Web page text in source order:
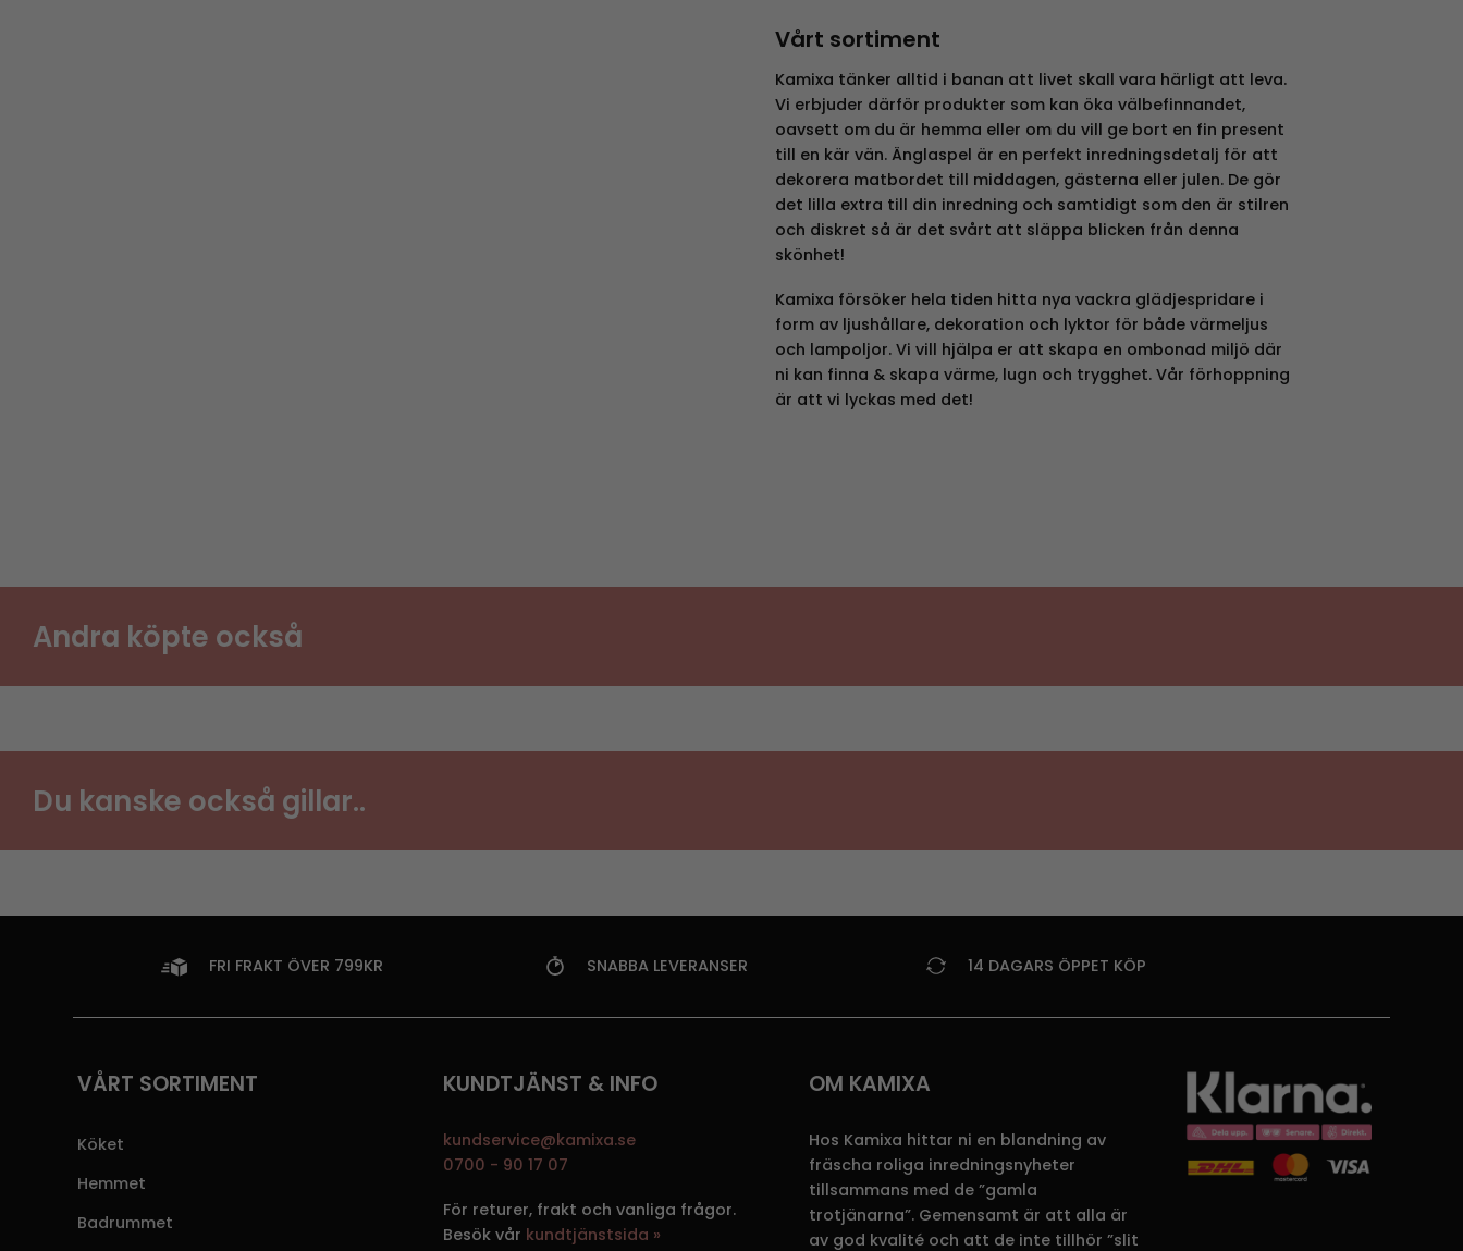
Vårt sortiment
Kamixa tänker alltid i banan att livet skall vara härligt att leva.
Vi erbjuder därför produkter som kan öka välbefinnandet,
oavsett om du är hemma eller om du vill ge bort en fin present
till en kär vän. Änglaspel är en perfekt inredningsdetalj för att
dekorera matbordet till middagen, gästerna eller julen. De gör
det lilla extra till din inredning och samtidigt som den är stilren
och diskret så är det svårt att släppa blicken från denna
skönhet!
Kamixa försöker hela tiden hitta nya vackra glädjespridare i
form av ljushållare, dekoration och lyktor för både värmeljus
och lampoljor. Vi vill hjälpa er att skapa en ombonad miljö där
ni kan finna & skapa värme, lugn och trygghet. Vår förhoppning
är att vi lyckas med det!
Andra köpte också
Du kanske också gillar..
FRI FRAKT ÖVER 799KR SNABBA LEVERANSER 14 DAGARS ÖPPET KÖP
VÅRT SORTIMENT
Köket
Hemmet
Badrummet
KUNDTJÄNST & INFO
kundservice@kamixa.se
0700 - 90 17 07
För returer, frakt och vanliga frågor.
Besök vår kundtjänstsida »
OM KAMIXA
Hos Kamixa hittar ni en blandning av
fräscha roliga inredningsnyheter
tillsammans med de ”gamla
trotjänarna”. Gemensamt är att alla är
av god kvalité och att de inte tillhör ”slit